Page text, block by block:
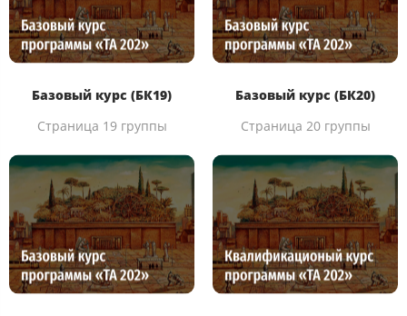
Базовый курс (БК19)
Страница 19 группы
Базовый курс (БК20)
Страница 20 группы